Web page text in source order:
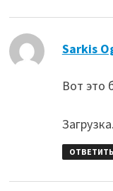
Sarkis
Вот это
ОТВЕТИТЬ